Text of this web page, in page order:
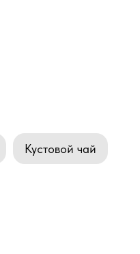
Кустовой чай